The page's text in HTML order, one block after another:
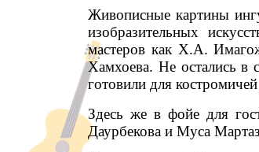
Живописные картины
изобразительных
мастеров как Х.А.
Хамхоева. Не остались в
готовили для
Здесь же в фойе для
Даурбекова и Муса